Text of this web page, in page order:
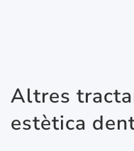
Altres
estètica